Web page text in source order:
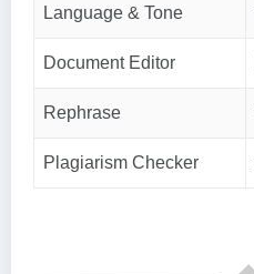
Language & Tone
Document Editor
Rephrase
Plagiarism Checker